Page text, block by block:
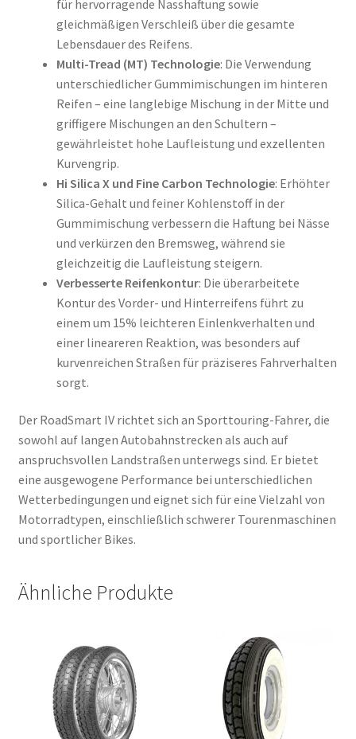
für hervorragende Nasshaftung sowie
gleichmäßigen Verschleiß über die gesamte
Lebensdauer des Reifens.
Multi-Tread (MT) Technologie: Die Verwendung
unterschiedlicher Gummimischungen im hinteren
Reifen – eine langlebige Mischung in der Mitte und
griffigere Mischungen an den Schultern –
gewährleistet hohe Laufleistung und exzellenten
Kurvengrip.
Hi Silica X und Fine Carbon Technologie: Erhöhter
Silica-Gehalt und feiner Kohlenstoff in der
Gummimischung verbessern die Haftung bei Nässe
und verkürzen den Bremsweg, während sie
gleichzeitig die Laufleistung steigern.
Verbesserte Reifenkontur: Die überarbeitete
Kontur des Vorder- und Hinterreifens führt zu
einem um 15% leichteren Einlenkverhalten und
einer lineareren Reaktion, was besonders auf
kurvenreichen Straßen für präziseres Fahrverhalten
sorgt.
Der RoadSmart IV richtet sich an Sporttouring-Fahrer, die
sowohl auf langen Autobahnstrecken als auch auf
anspruchsvollen Landstraßen unterwegs sind. Er bietet
eine ausgewogene Performance bei unterschiedlichen
Wetterbedingungen und eignet sich für eine Vielzahl von
Motorradtypen, einschließlich schwerer Tourenmaschinen
und sportlicher Bikes.
Ähnliche Produkte